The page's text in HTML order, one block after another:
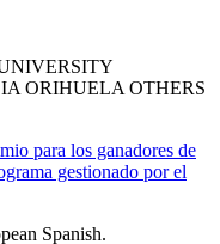
ORIHUELA OTHERS
para los ganadores de
gestionado por el
Spanish.